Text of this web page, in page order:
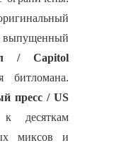
/ Capitol
пресс / US
десяткам
миксов и